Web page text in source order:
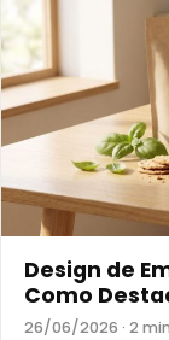
Design de
Como
26/06/2026 · 2